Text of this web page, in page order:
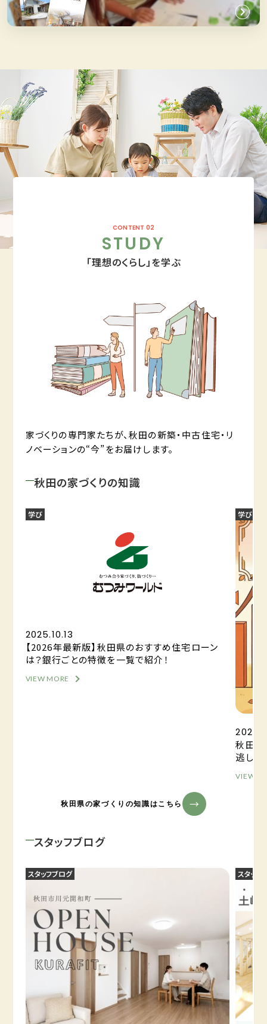
CONTENT 02
STUDY
「理想のくらし」を学ぶ
家づくりの専門家たちが、秋田の新築・中古住宅・リ
ノベーションの“今”をお届けします。
秋田の家づくりの知識
学び
2025.10.13
【2026年最新版】秋田県のおすすめ住宅ローン
は？銀行ごとの特徴を一覧で紹介！
VIEW MORE
学び
秋田の
逃しが
VIEW
秋田県の家づくりの知識はこちら
スタッフブログ
スタッフブログ スタッフ